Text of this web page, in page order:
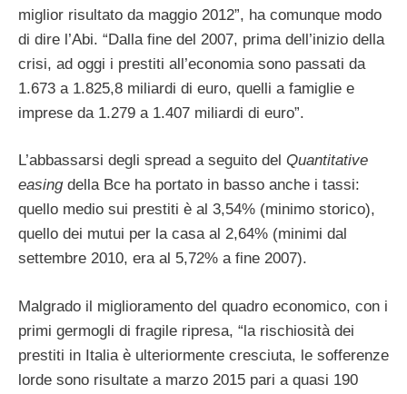
miglior risultato da maggio 2012”, ha comunque modo
di dire l’Abi. “Dalla fine del 2007, prima dell’inizio della
crisi, ad oggi i prestiti all’economia sono passati da
1.673 a 1.825,8 miliardi di euro, quelli a famiglie e
imprese da 1.279 a 1.407 miliardi di euro”.
L’abbassarsi degli spread a seguito del Quantitative
easingdella Bce ha portato in basso anche i tassi:
quello medio sui prestiti è al 3,54% (minimo storico),
quello dei mutui per la casa al 2,64% (minimi dal
settembre 2010, era al 5,72% a fine 2007).
Malgrado il miglioramento del quadro economico, con i
primi germogli di fragile ripresa, “la rischiosità dei
prestiti in Italia è ulteriormente cresciuta, le sofferenze
lorde sono risultate a marzo 2015 pari a quasi 190